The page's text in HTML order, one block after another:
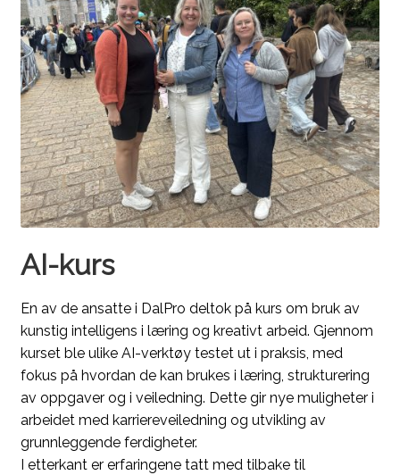
AI-kurs
En av de ansatte i DalPro deltok på kurs om bruk av
kunstig intelligens i læring og kreativt arbeid. Gjennom
kurset ble ulike AI-verktøy testet ut i praksis, med
fokus på hvordan de kan brukes i læring, strukturering
av oppgaver og i veiledning. Dette gir nye muligheter i
arbeidet med karriereveiledning og utvikling av
grunnleggende ferdigheter.
I etterkant er erfaringene tatt med tilbake til